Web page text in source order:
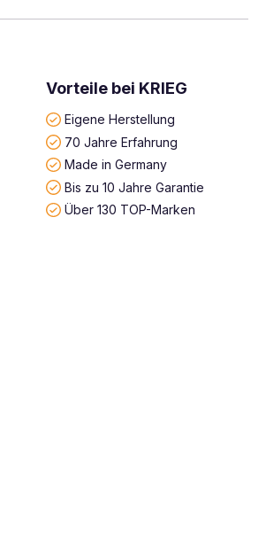
Vorteile bei KRIEG
Eigene Herstellung
70 Jahre Erfahrung
Made in Germany
Bis zu 10 Jahre Garantie
Über 130 TOP-Marken